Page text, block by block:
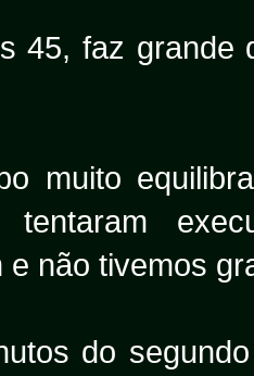
45, faz grande
muito
tentaram
não tivemos
do